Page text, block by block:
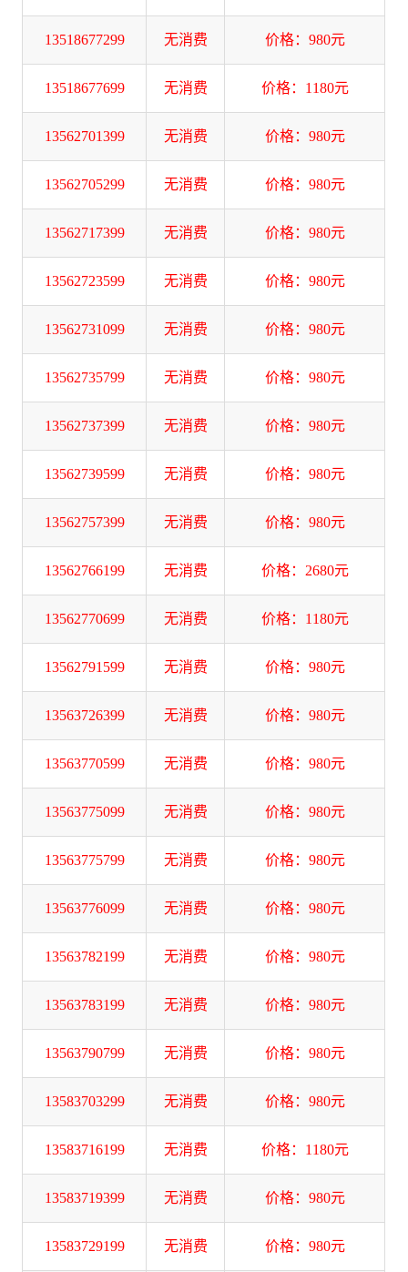
13518677299 无消费 价格：980元
13518677699 无消费 价格：1180元
13562701399 无消费 价格：980元
13562705299 无消费 价格：980元
13562717399 无消费 价格：980元
13562723599 无消费 价格：980元
13562731099 无消费 价格：980元
13562735799 无消费 价格：980元
13562737399 无消费 价格：980元
13562739599 无消费 价格：980元
13562757399 无消费 价格：980元
13562766199 无消费 价格：2680元
13562770699 无消费 价格：1180元
13562791599 无消费 价格：980元
13563726399 无消费 价格：980元
13563770599 无消费 价格：980元
13563775099 无消费 价格：980元
13563775799 无消费 价格：980元
13563776099 无消费 价格：980元
13563782199 无消费 价格：980元
13563783199 无消费 价格：980元
13563790799 无消费 价格：980元
13583703299 无消费 价格：980元
13583716199 无消费 价格：1180元
13583719399 无消费 价格：980元
13583729199 无消费 价格：980元